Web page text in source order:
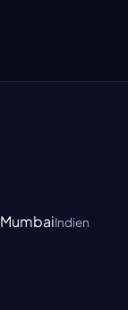
MumbaiIndien